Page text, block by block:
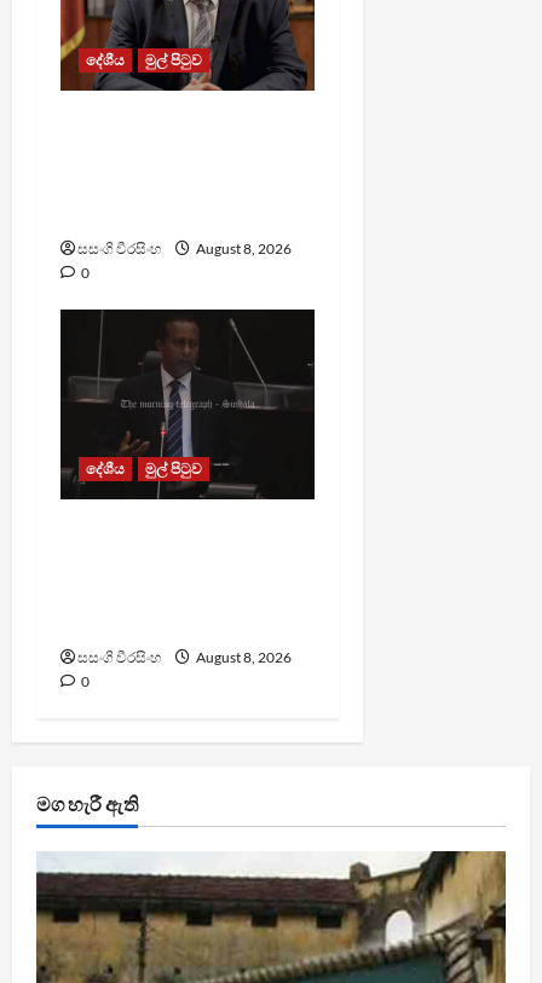
දේශීය මුල් පිටුව
සසංගි වීරසිංහ
August 8, 2026
0
දේශීය මුල් පිටුව
සසංගි වීරසිංහ
August 8, 2026
0
මග හැරී ඇති